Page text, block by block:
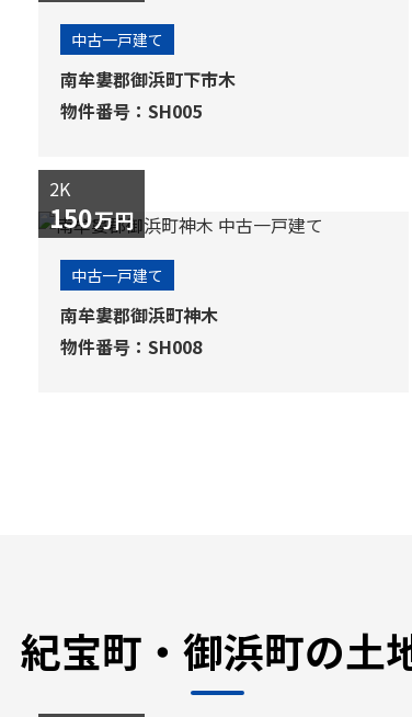
中古一戸建て
南牟婁郡御浜町下市木
物件番号：SH005
2K
150万円
中古一戸建て
南牟婁郡御浜町神木
物件番号：SH008
紀宝町・御浜町の土